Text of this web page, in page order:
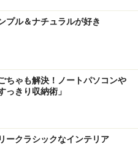
プル＆ナチュラルが好き
ちゃも解決！ノートパソコンや
っきり収納術」
ークラシックなインテリア